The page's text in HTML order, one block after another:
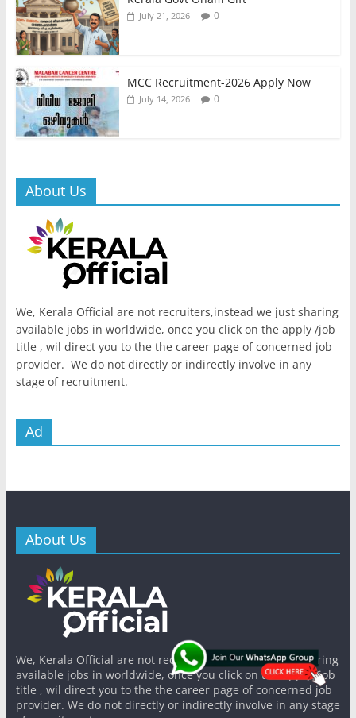
July 21, 2026 0
MCC Recruitment-2026 Apply Now
July 14, 2026 0
About Us
We, Kerala Official are not recruiters,instead we just sharing
available jobs in worldwide, once you click on the apply /job
title , wil direct you to the the career page of concerned job
provider. We do not directly or indirectly involve in any
stage of recruitment.
Ad
About Us
We, Kerala Official are not recruiters,instead we just sharing
available jobs in worldwide, once you click on the apply /job
title , wil direct you to the the career page of concerned job
provider. We do not directly or indirectly involve in any stage